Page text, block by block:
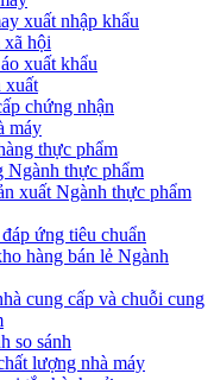
xuất nhập khẩu
xã hội
xuất khẩu
xuất
chứng nhận
máy
thực phẩm
Ngành thực phẩm
xuất Ngành thực phẩm
ứng tiêu chuẩn
hàng bán lẻ Ngành
cung cấp và chuỗi cung
so sánh
lượng nhà máy